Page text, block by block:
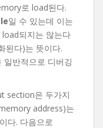
로 load된다.
일 수 있는데 이는
되지는 않는다
된다)는 뜻이다.
반적으로 디버깅
section은 두가지
address)는
다. 다음으로